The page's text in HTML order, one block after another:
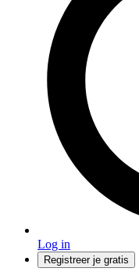
Log in
Registreer je gratis